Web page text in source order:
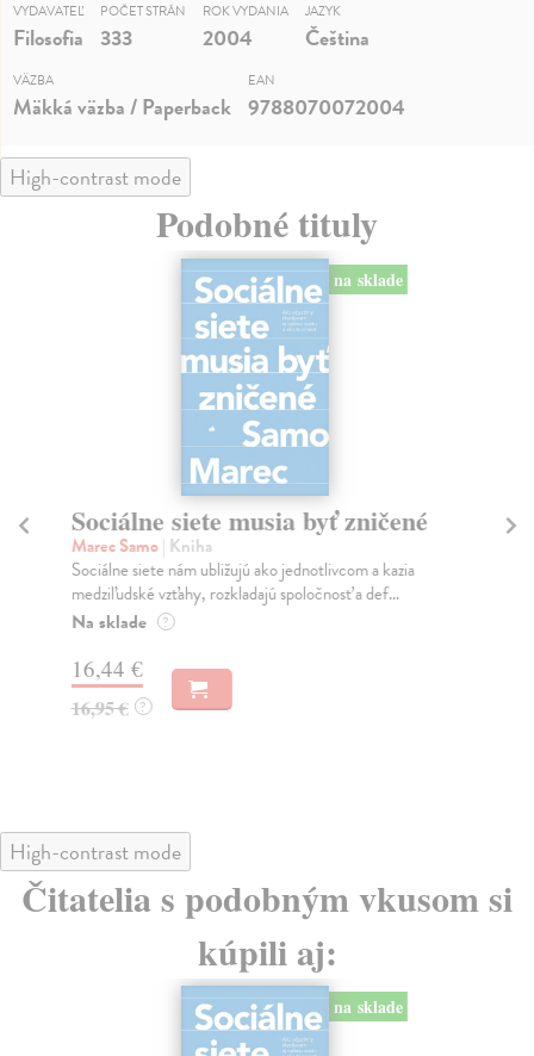
VYDAVATEĽ
Filosofia
POČET STRÁN
333
ROK VYDANIA
2004
JAZYK
Čeština
VÄZBA
Mäkká väzba / Paperback
EAN
9788070072004
High-contrast mode
Podobné tituly
na sklade
Sociálne siete musia byť zničené
Marec Samo| Kniha
Sociálne siete nám ubližujú ako jednotlivcom a kazia
medziľudské vzťahy, rozkladajú spoločnosť a def...
Na sklade ?
16,44 €
16,95 € ?
High-contrast mode
Čitatelia s podobným vkusom si
kúpili aj:
na sklade